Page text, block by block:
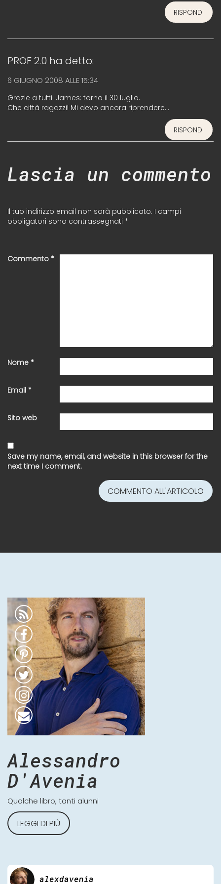
RISPONDI
PROF 2.0 ha detto:
6 GIUGNO 2008 ALLE 15:34
Grazie a tutti. James: torno il 30 luglio.
Che città ragazzi! Mi devo ancora riprendere…
RISPONDI
Lascia un commento
Il tuo indirizzo email non sarà pubblicato. I campi
obbligatori sono contrassegnati *
Commento *
Nome *
Email *
Sito web
Save my name, email, and website in this browser for the
next time I comment.
Alessandro
D'Avenia
Qualche libro, tanti alunni
LEGGI DI PIÙ
alexdavenia